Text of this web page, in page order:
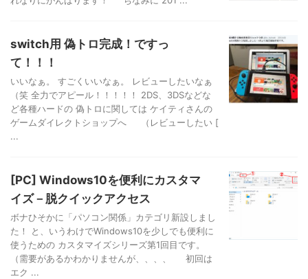
switch用 偽トロ完成！ですっ
て！！！
いいなぁ。 すごくいいなぁ。 レビューしたいなぁ
（笑 全力でアピール！！！！！ 2DS、3DSなどな
ど各種ハードの 偽トロに関しては ケイティさんの
ゲームダイレクトショップへ （レビューしたい [
...
[PC] Windows10を便利にカスタマ
イズ－脱クイックアクセス
ボナひそかに「パソコン関係」カテゴリ新設しまし
た！ と、いうわけでWindows10を少しでも便利に
使うための カスタマイズシリーズ第1回目です。
（需要があるかわかりませんが、、、、 初回は
エク ...